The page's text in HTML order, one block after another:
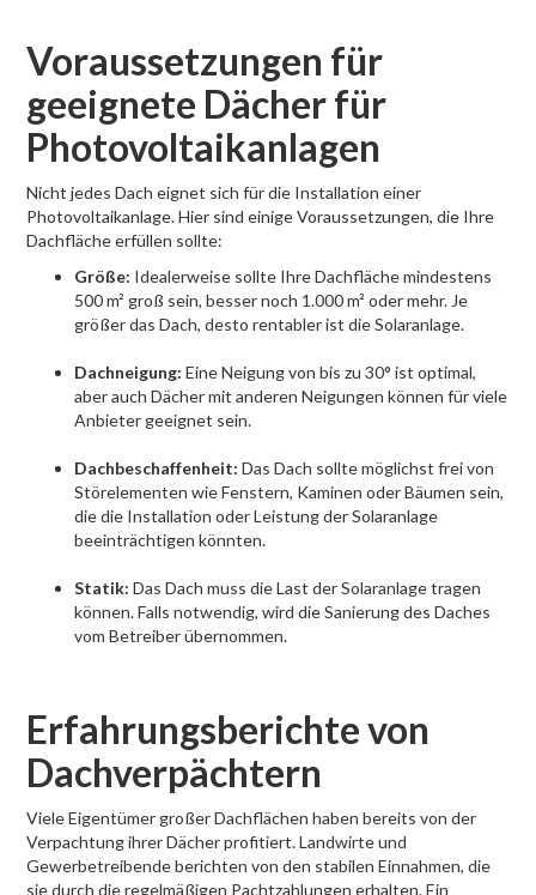
Voraussetzungen für
geeignete Dächer für
Photovoltaikanlagen
Nicht jedes Dach eignet sich für die Installation einer
Photovoltaikanlage. Hier sind einige Voraussetzungen, die Ihre
Dachfläche erfüllen sollte:
Größe: Idealerweise sollte Ihre Dachfläche mindestens
500 m² groß sein, besser noch 1.000 m² oder mehr. Je
größer das Dach, desto rentabler ist die Solaranlage.
Dachneigung: Eine Neigung von bis zu 30° ist optimal,
aber auch Dächer mit anderen Neigungen können für viele
Anbieter geeignet sein.
Dachbeschaffenheit: Das Dach sollte möglichst frei von
Störelementen wie Fenstern, Kaminen oder Bäumen sein,
die die Installation oder Leistung der Solaranlage
beeinträchtigen könnten.
Statik: Das Dach muss die Last der Solaranlage tragen
können. Falls notwendig, wird die Sanierung des Daches
vom Betreiber übernommen.
Erfahrungsberichte von
Dachverpächtern
Viele Eigentümer großer Dachflächen haben bereits von der
Verpachtung ihrer Dächer profitiert. Landwirte und
Gewerbetreibende berichten von den stabilen Einnahmen, die
sie durch die regelmäßigen Pachtzahlungen erhalten. Ein